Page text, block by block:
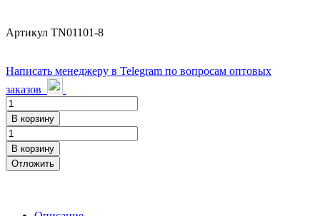
Артикул TN01101-8
Написать менеджеру в Telegram по вопросам оптовых
заказов
В корзину
В корзину
Отложить